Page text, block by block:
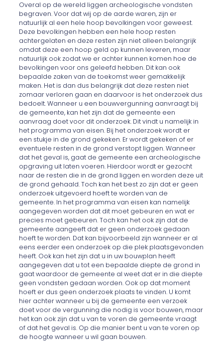
Overal op de wereld liggen archeologische vondsten
begraven. Voor dat wij op de aarde waren, zijn er
natuurlijk al een hele hoop bevolkingen voor geweest.
Deze bevolkingen hebben een hele hoop resten
achtergelaten en deze resten zijn niet alleen belangrijk
omdat deze een hoop geld op kunnen leveren, maar
natuurlijk ook zodat we er achter kunnen komen hoe de
bevolkingen voor ons geleefd hebben. Dit kan ook
bepaalde zaken van de toekomst weer gemakkelijk
maken. Het is dan dus belangrijk dat deze resten niet
zomaar verloren gaan en daarvoor is het onderzoek dus
bedoelt. Wanneer u een bouwvergunning aanvraagt bij
de gemeente, kan het zijn dat de gemeente een
aanvraag doet voor dit onderzoek. Dit vindt u namelijk in
het programma van eisen. Bij het onderzoek wordt er
een stukje in de grond gekeken. Er wordt gekeken of er
eventuele resten in de grond verstopt liggen. Wanneer
dat het geval is, gaat de gemeente een archeologische
opgraving uit laten voeren. Hierdoor wordt er gezocht
naar de resten die in de grond liggen en worden deze uit
de grond gehaald. Toch kan het best zo zijn dat er geen
onderzoek uitgevoerd hoeft te worden van de
gemeente. In het programma van eisen kan namelijk
aangegeven worden dat dit moet gebeuren en wat er
precies moet gebeuren. Toch kan het ook zijn dat de
gemeente aangeeft dat er geen onderzoek gedaan
hoeft te worden. Dat kan bijvoorbeeld zijn wanneer er al
eens eerder een onderzoek op die plek plaatsgevonden
heeft. Ook kan het zijn dat u in uw bouwplan heeft
aangegeven dat u tot een bepaalde diepte de grond in
gaat waardoor de gemeente al weet dat er in die diepte
geen vondsten gedaan worden. Ook op dat moment
hoeft er dus geen onderzoek plaats te vinden. U komt
hier achter wanneer u bij de gemeente een verzoek
doet voor de vergunning die nodig is voor bouwen, maar
het kan ook zijn dat u van te voren de gemeente vraagt
of dat het geval is. Op die manier bent u van te voren op
de hoogte wanneer u wil gaan bouwen.